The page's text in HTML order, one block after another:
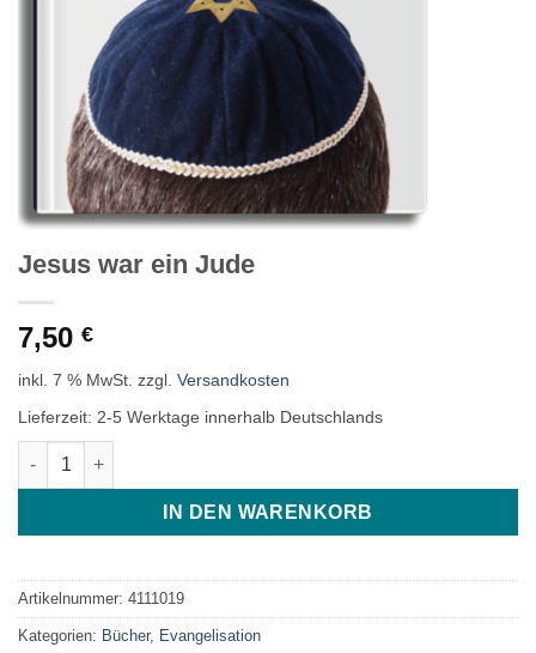
Jesus war ein Jude
7,50 €
inkl. 7 % MwSt. zzgl. Versandkosten
Lieferzeit: 2-5 Werktage innerhalb Deutschlands
Jesus war ein Jude Menge
IN DEN WARENKORB
Artikelnummer: 4111019
Kategorien: Bücher, Evangelisation